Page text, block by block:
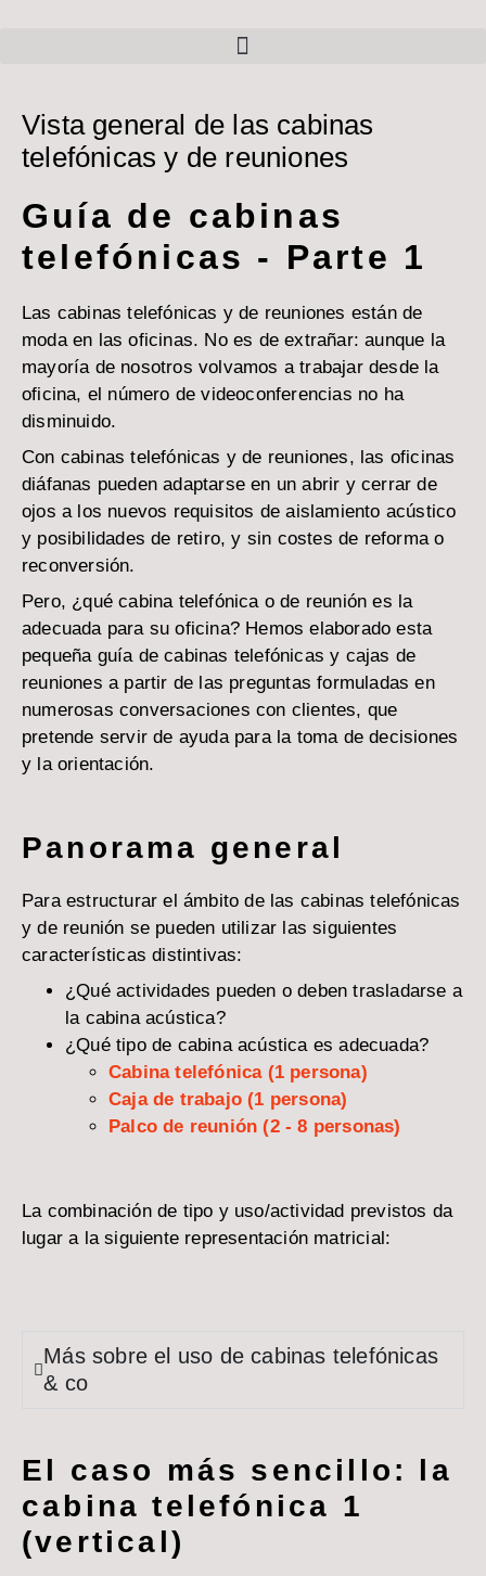
Vista general de las cabinas
telefónicas y de reuniones
Guía de cabinas
telefónicas - Parte 1
Las cabinas telefónicas y de reuniones están de
moda en las oficinas. No es de extrañar: aunque la
mayoría de nosotros volvamos a trabajar desde la
oficina, el número de videoconferencias no ha
disminuido.
Con cabinas telefónicas y de reuniones, las oficinas
diáfanas pueden adaptarse en un abrir y cerrar de
ojos a los nuevos requisitos de aislamiento acústico
y posibilidades de retiro, y sin costes de reforma o
reconversión.
Pero, ¿qué cabina telefónica o de reunión es la
adecuada para su oficina? Hemos elaborado esta
pequeña guía de cabinas telefónicas y cajas de
reuniones a partir de las preguntas formuladas en
numerosas conversaciones con clientes, que
pretende servir de ayuda para la toma de decisiones
y la orientación.
Panorama general
Para estructurar el ámbito de las cabinas telefónicas
y de reunión se pueden utilizar las siguientes
características distintivas:
¿Qué actividades pueden o deben trasladarse a
la cabina acústica?
¿Qué tipo de cabina acústica es adecuada?
Cabina telefónica (1 persona)
Caja de trabajo (1 persona)
Palco de reunión (2 - 8 personas)
La combinación de tipo y uso/actividad previstos da
lugar a la siguiente representación matricial:
Más sobre el uso de cabinas telefónicas
& co
El caso más sencillo: la
cabina telefónica 1
(vertical)